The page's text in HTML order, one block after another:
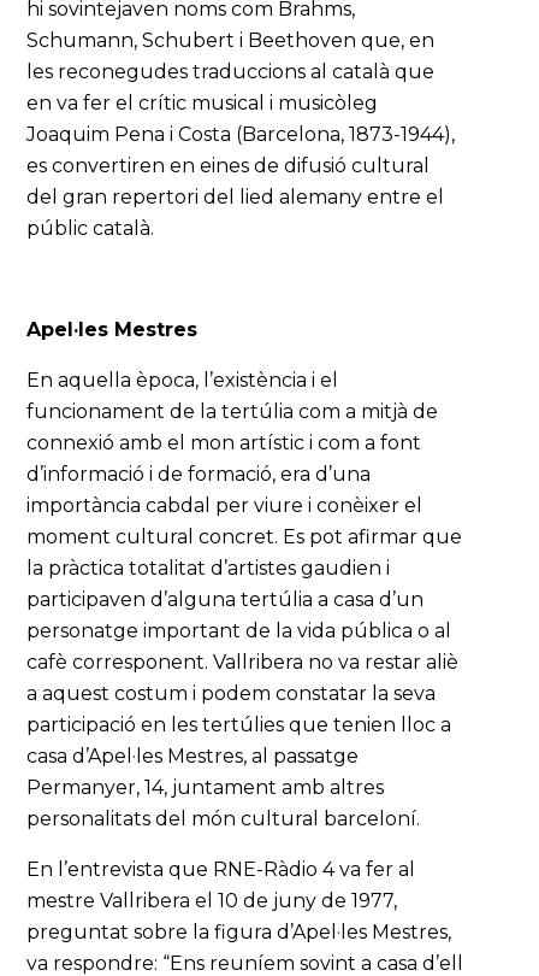
hi sovintejaven noms com Brahms,
Schumann, Schubert i Beethoven que, en
les reconegudes traduccions al català que
en va fer el crític musical i musicòleg
Joaquim Pena i Costa (Barcelona, 1873-1944),
es convertiren en eines de difusió cultural
del gran repertori del lied alemany entre el
públic català.
Apel·les Mestres
En aquella època, l’existència i el
funcionament de la tertúlia com a mitjà de
connexió amb el mon artístic i com a font
d’informació i de formació, era d’una
importància cabdal per viure i conèixer el
moment cultural concret. Es pot afirmar que
la pràctica totalitat d’artistes gaudien i
participaven d’alguna tertúlia a casa d’un
personatge important de la vida pública o al
cafè corresponent. Vallribera no va restar aliè
a aquest costum i podem constatar la seva
participació en les tertúlies que tenien lloc a
casa d’Apel·les Mestres, al passatge
Permanyer, 14, juntament amb altres
personalitats del món cultural barceloní.
En l’entrevista que RNE-Ràdio 4 va fer al
mestre Vallribera el 10 de juny de 1977,
preguntat sobre la figura d’Apel·les Mestres,
va respondre: “Ens reuníem sovint a casa d’ell